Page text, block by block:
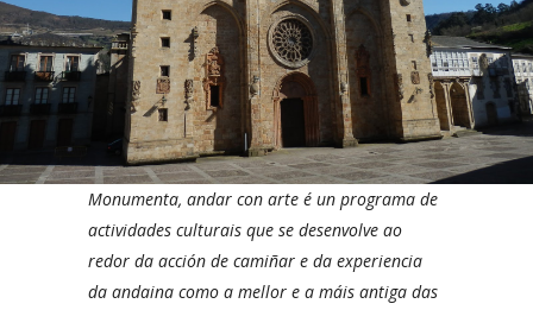
Monumenta, andar con arte é un programa de
actividades culturais que se desenvolve ao
redor da acción de camiñar e da experiencia
da andaina como a mellor e a máis antiga das